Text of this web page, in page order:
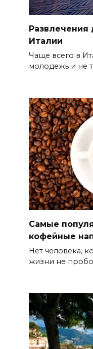
Италии
Чаще всего в
молодежь и не
Самые
кофейные
Нет человека,
жизни не